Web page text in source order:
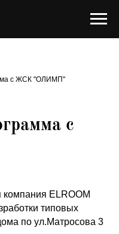
с ЖСК "ОЛИМП"
с
ELROOM
типовых
по ул.Матросова 3